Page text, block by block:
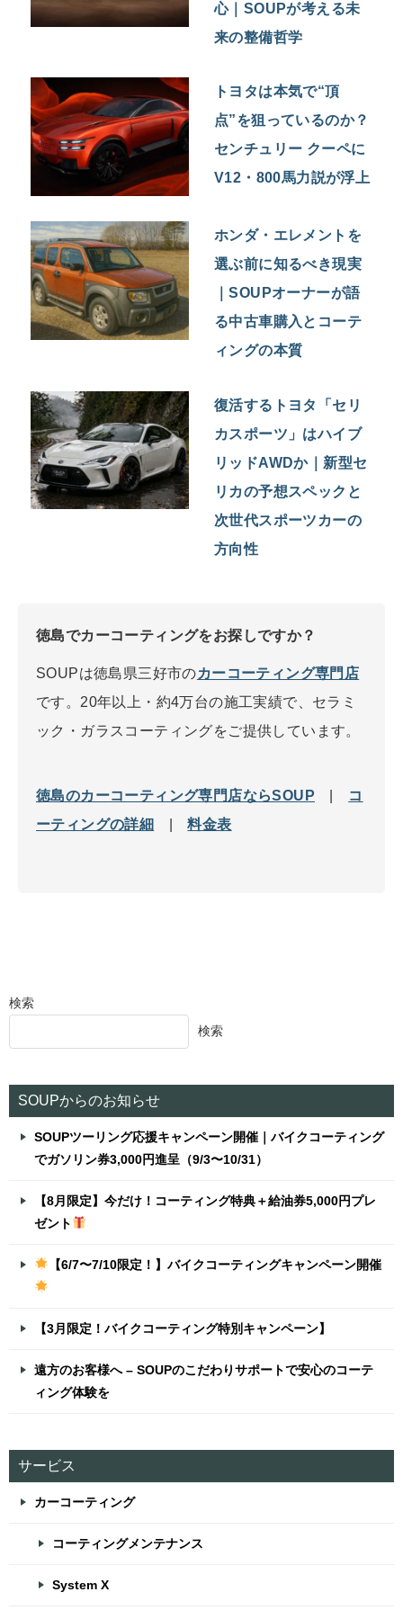
心｜SOUPが考える未
来の整備哲学
トヨタは本気で“頂
点”を狙っているのか？
センチュリー クーペに
V12・800馬力説が浮上
ホンダ・エレメントを
選ぶ前に知るべき現実
｜SOUPオーナーが語
る中古車購入とコーテ
ィングの本質
復活するトヨタ「セリ
カスポーツ」はハイブ
リッドAWDか｜新型セ
リカの予想スペックと
次世代スポーツカーの
方向性
徳島でカーコーティングをお探しですか？
SOUPは徳島県三好市のカーコーティング専門店
です。20年以上・約4万台の施工実績で、セラミ
ック・ガラスコーティングをご提供しています。
徳島のカーコーティング専門店ならSOUP
コ
ーティングの詳細
|料金表
検索
検索
SOUPからのお知らせ
SOUPツーリング応援キャンペーン開催｜バイクコーティング
でガソリン券3,000円進呈（9/3〜10/31）
【8月限定】今だけ！コーティング特典＋給油券5,000円プレ
ゼント
【6/7〜7/10限定！】バイクコーティングキャンペーン開催
【3月限定！バイクコーティング特別キャンペーン】
遠方のお客様へ – SOUPのこだわりサポートで安心のコーテ
ィング体験を
サービス
カーコーティング
コーティングメンテナンス
System X